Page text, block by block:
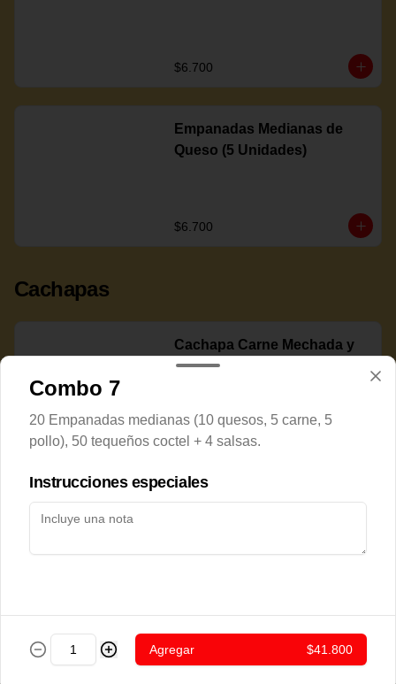
$6.700
Empanadas Medianas de
Queso (5 Unidades)
$6.700
Cachapas
Cachapa Carne Mechada y
Queso Rallado
$7.800
Cachapa Cerdo Frito
Cachapa Chorizo
Combo 7
20 Empanadas medianas (10 quesos, 5 carne, 5
pollo), 50 tequeños coctel + 4 salsas.
Instrucciones especiales
Agregar $41.800